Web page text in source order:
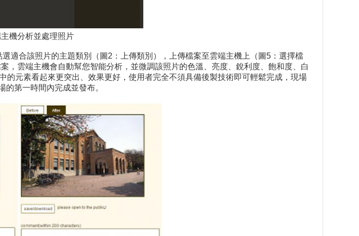
機分析並處理照片
適合該照片的主題類別（圖2：上傳類別），上傳檔案至雲端主機上（圖5：選擇檔
，雲端主機會自動幫您智能分析，並微調該照片的色溫、亮度、銳利度、飽和度、白
元素看起來更突出、效果更好，使用者完全不須具備後製技術即可輕鬆完成，現場
第一時間內完成並發布。